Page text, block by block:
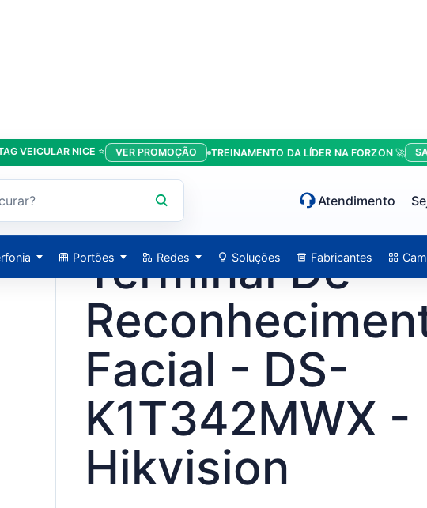
NICE ⭐ VER PROMOÇÃO TREINAMENTO DA LÍDER NA FORZON 🚀 SAIBA
Atendimento
Portões Redes Soluções Fabricantes
- Hikvision
Terminal De
Facial - DS-
K1T342MWX -
Hikvision